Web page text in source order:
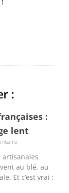
:
:
lent
artisanales
au blé, au
Et c’est vrai :